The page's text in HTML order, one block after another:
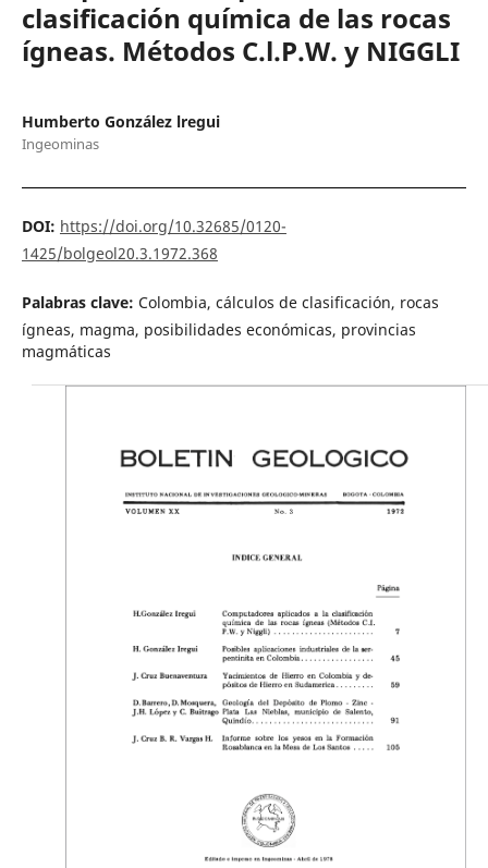
clasificación química de las rocas
ígneas. Métodos C.l.P.W. y NIGGLI
Humberto González lregui
Ingeominas
DOI: https://doi.org/10.32685/0120-
1425/bolgeol20.3.1972.368
Palabras clave: Colombia, cálculos de clasificación, rocas
ígneas, magma, posibilidades económicas, provincias
magmáticas